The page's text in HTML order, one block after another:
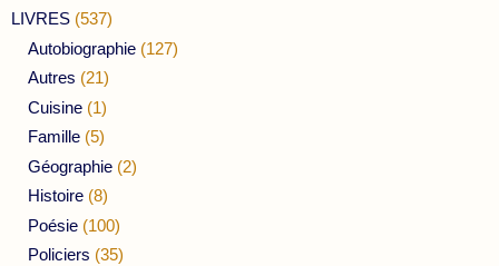
LIVRES (537)
Autobiographie (127)
Autres (21)
Cuisine (1)
Famille (5)
Géographie (2)
Histoire (8)
Poésie (100)
Policiers (35)